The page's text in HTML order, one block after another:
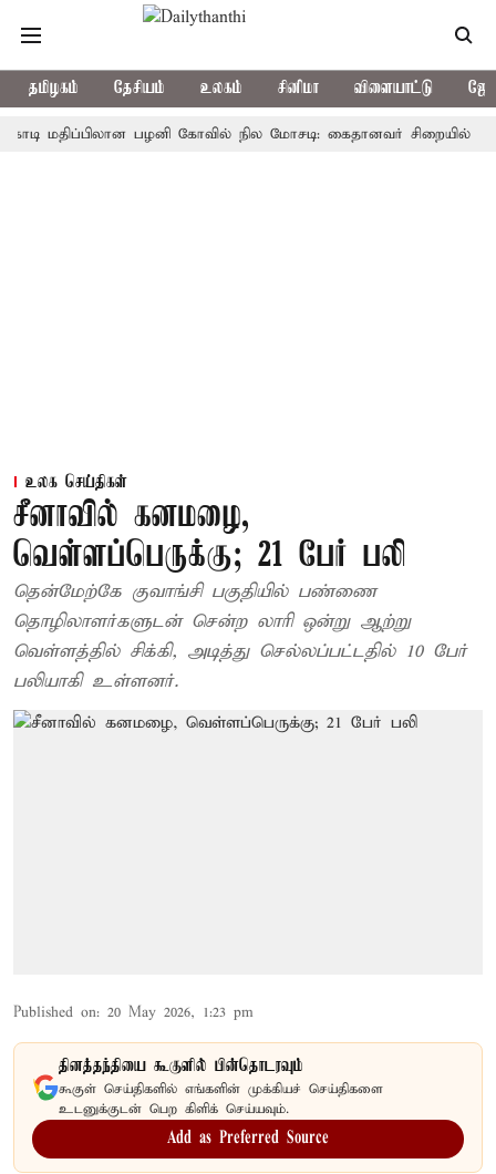
தமிழகம் தேசியம் உலகம் சினிமா விளையாட்டு
பழனி கோவில் நில மோசடி: கைதானவர் சிறையில் உயிரிழப்பு
உலக செய்திகள்
சீனாவில் கனமழை,
வெள்ளப்பெருக்கு; 21 பேர் பலி
தென்மேற்கே குவாங்சி பகுதியில் பண்ணை
தொழிலாளர்களுடன் சென்ற லாரி ஒன்று ஆற்று
வெள்ளத்தில் சிக்கி, அடித்து செல்லப்பட்டதில் 10 பேர்
பலியாகி உள்ளனர்.
Published on: 20 May 2026, 1:23 pm
தினத்தந்தியை கூகுளில் பின்தொடரவும்
கூகுள் செய்திகளில் எங்களின் முக்கியச் செய்திகளை
உடனுக்குடன் பெற கிளிக் செய்யவும்.
Add as Preferred Source